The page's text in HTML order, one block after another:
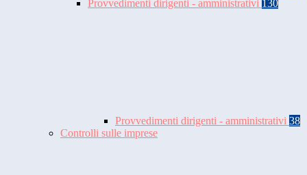
Provvedimenti dirigenti - amministrativi 130
Provvedimenti dirigenti - amministrativi 38
Controlli sulle imprese